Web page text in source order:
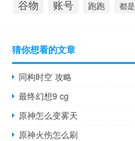
谷物 账号 跑跑 都是
猜你想看的文章
同构时空 攻略
最终幻想9 cg
原神怎么变雾天
原神火伤怎么刷